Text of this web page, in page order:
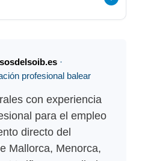
·
profesional balear
con experiencia
para el empleo
directo del
Mallorca, Menorca,